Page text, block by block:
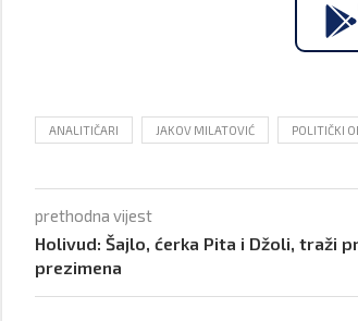
ANALITIČARI JAKOV MILATOVIĆ POLITIČKI
prethodna vijest
Holivud: Šajlo, ćerka Pita i Džoli, traži
prezimena